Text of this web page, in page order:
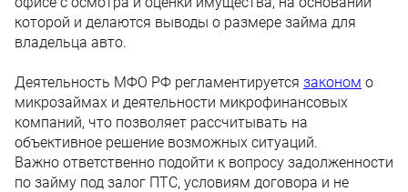
которой и делаются выводы о размере займа для
владельца авто.
Деятельность МФО РФ регламентируется законом о
микрозаймах и деятельности микрофинансовых
компаний, что позволяет рассчитывать на
объективное решение возможных ситуаций.
Важно ответственно подойти к вопросу задолженности
по займу под залог ПТС, условиям договора и не